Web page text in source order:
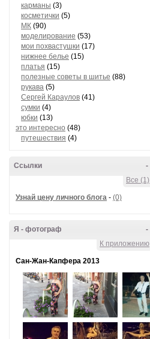
карманы (3)
косметички (5)
МК (90)
моделирование (53)
мои похвастушки (17)
нижнее белье (15)
платья (15)
полезные советы в шитье (88)
рукава (5)
Сергей Караулов (41)
сумки (4)
юбки (13)
это интересно (48)
путешествия (4)
-
Ссылки
Все (1)
Узнай цену личного блога - (0)
-
Я - фотограф
К приложению
Сан-Жан-Капфера 2013